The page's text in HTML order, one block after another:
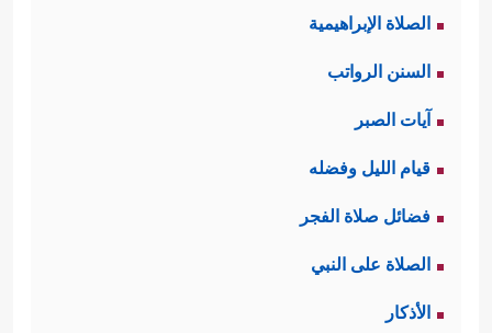
الصلاة الإبراهيمية
السنن الرواتب
آيات الصبر
قيام الليل وفضله
فضائل صلاة الفجر
الصلاة على النبي
الأذكار